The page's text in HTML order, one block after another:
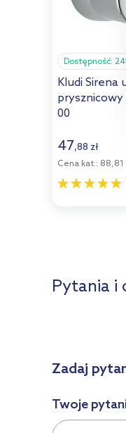
Dostępność:
Kludi Sirena
prysznicowy
00
47,88 zł
Cena kat.: 88,81
Pytania i
Zadaj
Twoje